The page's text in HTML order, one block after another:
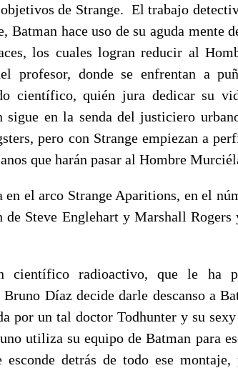
de Strange. El trabajo
Batman hace uso de su aguda mente
los cuales logran reducir al
profesor, donde se enfrentan a
científico, quién jura dedicar su
sigue en la senda del justiciero
pero con Strange empiezan a
que harán pasar al Hombre
en el arco Strange Aparitions, en el
Steve Englehart y Marshall
científico radioactivo, que le ha
Díaz decide darle descanso a
por un tal doctor Todhunter y su sexy
utiliza su equipo de Batman para
detrás de todo ese montaje,